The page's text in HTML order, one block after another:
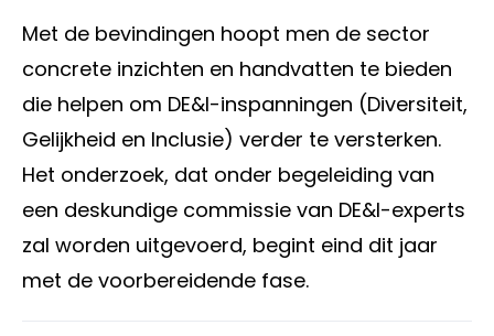
Met de bevindingen hoopt men de sector
concrete inzichten en handvatten te bieden
die helpen om DE&I-inspanningen (Diversiteit,
Gelijkheid en Inclusie) verder te versterken.
Het onderzoek, dat onder begeleiding van
een deskundige commissie van DE&I-experts
zal worden uitgevoerd, begint eind dit jaar
met de voorbereidende fase.